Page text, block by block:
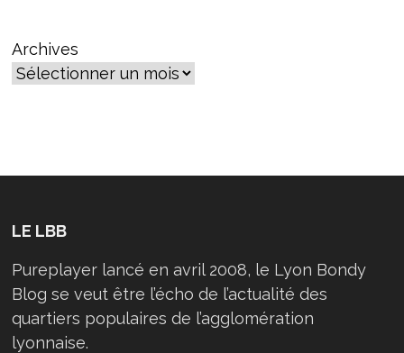
IL
EST
RÉEL »
Archives
LE LBB
Pureplayer lancé en avril 2008, le Lyon Bondy
Blog se veut être l’écho de l’actualité des
quartiers populaires de l’agglomération
lyonnaise.